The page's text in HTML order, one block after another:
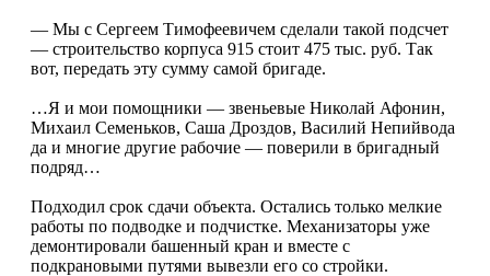
— Мы с Сергеем Тимофеевичем сделали такой подсчет
— строительство корпуса 915 стоит 475 тыс. руб. Так
вот, передать эту сумму самой бригаде.
…Я и мои помощники — звеньевые Николай Афонин,
Михаил Семеньков, Саша Дроздов, Василий Непийвода
да и многие другие рабочие — поверили в бригадный
подряд…
Подходил срок сдачи объекта. Остались только мелкие
работы по подводке и подчистке. Механизаторы уже
демонтировали башенный кран и вместе с
подкрановыми путями вывезли его со стройки.